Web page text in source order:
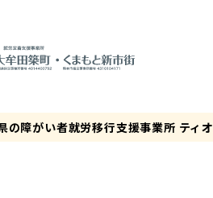
の障がい者就労移行支援事業所 ティ